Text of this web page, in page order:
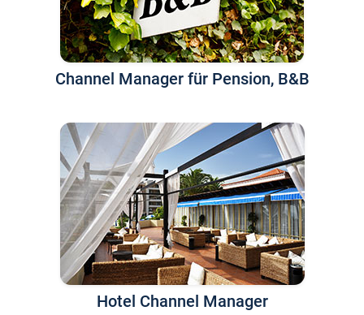
Channel Manager für Pension, B&B
Hotel Channel Manager